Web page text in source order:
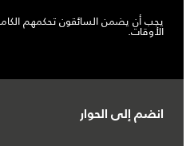
يجب أن يضمن السائقون تحكمهم
الأوقات.
انضم إلى الحوار